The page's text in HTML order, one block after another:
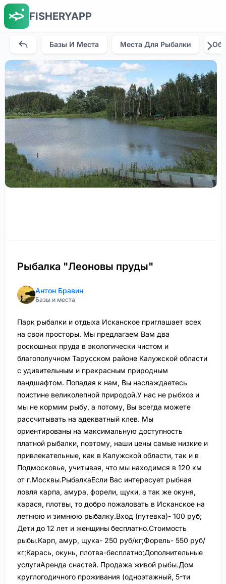
FISHERYAPP
Базы И Места Места Для Рыбалки
Рыбалка "Леоновы пруды"
Антон Бравин
Базы и места
Парк рыбалки и отдыха Исканское приглашает всех
на свои просторы. Мы предлагаем Вам два
роскошных пруда в экологически чистом и
благополучном Тарусском районе Калужской области
с удивительным и прекрасным природным
ландшафтом. Попадая к нам, Вы наслаждаетесь
поистине великолепной природой.У нас не рыбхоз и
мы не кормим рыбу, а потому, Вы всегда можете
рассчитывать на адекватный клев. Мы
ориентированы на максимальную доступность
платной рыбалки, поэтому, наши цены самые низкие и
привлекательные, как в Калужской области, так и в
Подмосковье, учитывая, что мы находимся в 120 км
от г.Москвы.РыбалкаЕсли Вас интересует рыбная
ловля карпа, амура, форели, щуки, а так же окуня,
карася, плотвы, то добро пожаловать в Исканское на
летнюю и зимнюю рыбалку.Вход (путевка)- 100 руб;
Дети до 12 лет и женщины бесплатно.Стоимость
рыбы.Карп, амур, щука- 250 руб/кг;Форель- 550 руб/
кг;Карась, окунь, плотва-бесплатно;Дополнительные
услугиАренда снастей. Продажа живой рыбы.Дом
круглогодичного проживания (одноэтажный, 5-ти